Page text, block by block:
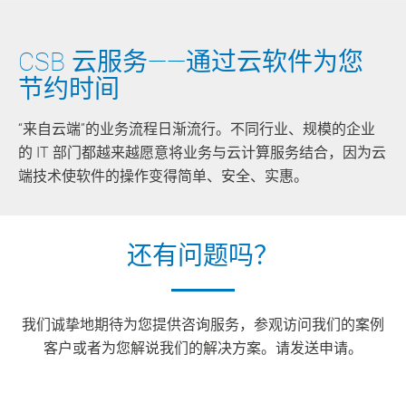
CSB 云服务——通过云软件为您
节约时间
“来自云端”的业务流程日渐流行。不同行业、规模的企业
的 IT 部门都越来越愿意将业务与云计算服务结合，因为云
端技术使软件的操作变得简单、安全、实惠。
还有问题吗？
我们诚挚地期待为您提供咨询服务，参观访问我们的案例
客户或者为您解说我们的解决方案。请发送申请。